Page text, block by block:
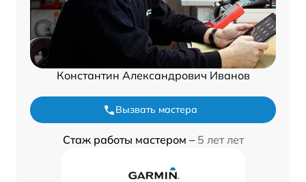
Константин Александрович Иванов
Вызвать мастера
Стаж работы мастером – 5 лет лет